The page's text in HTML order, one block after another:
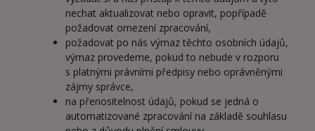
nechat aktualizovat nebo opravit, popřípadě
požadovat omezení zpracování,
požadovat po nás výmaz těchto osobních údajů,
výmaz provedeme, pokud to nebude v rozporu
s platnými právními předpisy nebo oprávněnými
zájmy správce,
na přenositelnost údajů, pokud se jedná o
automatizované zpracování na základě souhlasu